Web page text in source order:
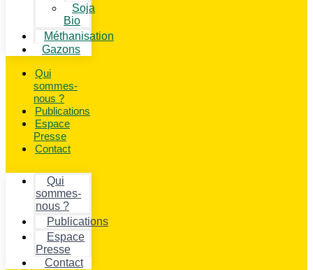
Soja
Bio
Méthanisation
Gazons
Qui
sommes-
nous ?
Publications
Espace
Presse
Contact
Qui
sommes-
nous ?
Publications
Espace
Presse
Contact